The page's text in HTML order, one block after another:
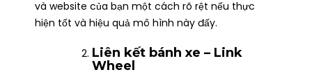
và website của bạn một cách rõ rệt nếu thực
hiện tốt và hiệu quả mô hình này đấy.
Liên kết bánh xe – Link
Wheel